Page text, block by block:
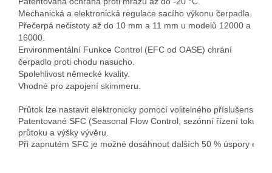
Mechanická a elektronická regulace sacího výkonu čerpadla.
Přečerpá nečistoty až do 10 mm a 11 mm u modelů 12000 a
16000.
Environmentální Funkce Control (EFC od OASE) chrání
čerpadlo proti chodu nasucho.
Spolehlivost německé kvality.
Vhodné pro zapojení skimmeru.
Průtok lze nastavit elektronicky pomocí volitelného příslušenství
Patentované SFC (Seasonal Flow Control, sezónní řízení toku)
průtoku a výšky vývěru.
Při zapnutém SFC je možné dosáhnout dalších 50 % úspory